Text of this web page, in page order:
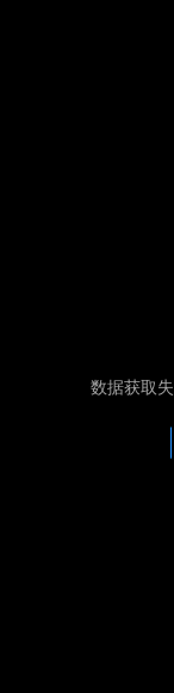
数据获取